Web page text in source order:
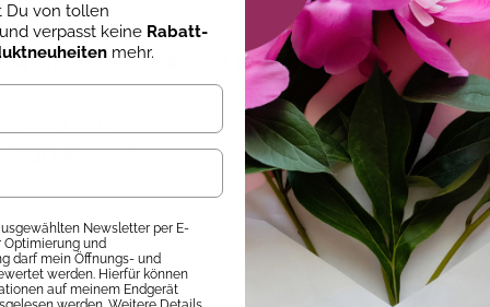
Jana Ganseforth
Wollowbies Häkelset Papagei
12,00 €
7,00 €
Sabine Haag
Sofort
8,00 €
Du von tollen
und verpasst keine Rabatt-
mehr.
Newsletter per E-
Optimierung und
darf mein Öffnungs- und
werden. Hierfür können
auf meinem Endgerät